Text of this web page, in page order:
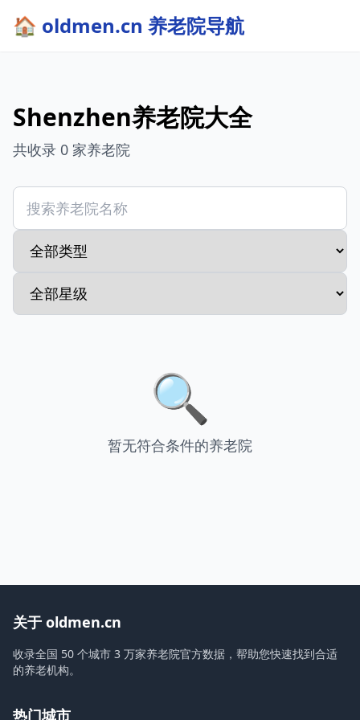
🏠 oldmen.cn 养老院导航
Shenzhen养老院大全
共收录 0 家养老院
🔍
暂无符合条件的养老院
关于 oldmen.cn
收录全国 50 个城市 3 万家养老院官方数据，帮助您快速找到合适
的养老机构。
热门城市